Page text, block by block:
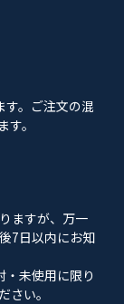
す。ご注文の混
。
ますが、万一
7日以内にお知
未使用に限り
さい。